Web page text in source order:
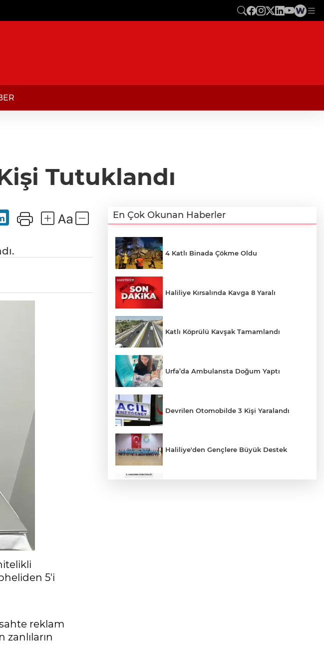
Tutuklandı
5'i
reklam
En Çok Okunan Haberler
4 Katlı Binada Çökme Oldu
Haliliye Kırsalında Kavga 8 Yaralı
Katlı Köprülü Kavşak Tamamlandı
Urfa’da Ambulansta Doğum Yaptı
Devrilen Otomobilde 3 Kişi Yaralandı
Haliliye'den Gençlere Büyük Destek